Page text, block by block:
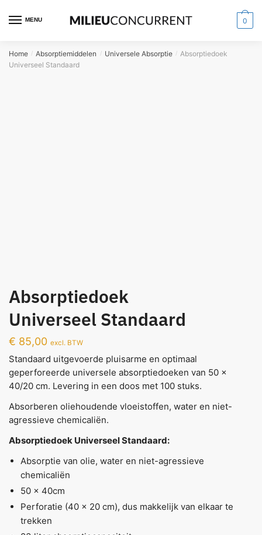
MENU 0
Home / Absorptiemiddelen / Universele Absorptie / Absorptiedoek
Universeel Standaard
Absorptiedoek
Universeel Standaard
€ 85,00 excl. BTW
Standaard uitgevoerde pluisarme en optimaal
geperforeerde universele absorptiedoeken van 50 x
40/20 cm. Levering in een doos met 100 stuks.
Absorberen oliehoudende vloeistoffen, water en niet-
agressieve chemicaliën.
Absorptiedoek Universeel Standaard:
Absorptie van olie, water en niet-agressieve
chemicaliën
50 x 40cm
Perforatie (40 x 20 cm), dus makkelijk van elkaar te
trekken